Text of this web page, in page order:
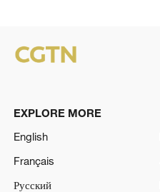
EXPLORE MORE
English
Français
Русский